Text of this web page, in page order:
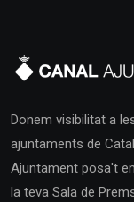
Donem visibilitat a
ajuntaments de
Ajuntament posa't
la teva Sala de